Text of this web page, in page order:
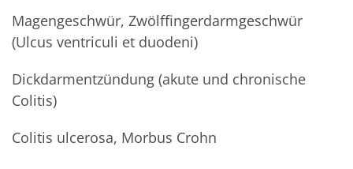
Magengeschwür, Zwölffingerdarmgeschwür
(Ulcus ventriculi et duodeni)
Dickdarmentzündung (akute und chronische
Colitis)
Colitis ulcerosa, Morbus Crohn